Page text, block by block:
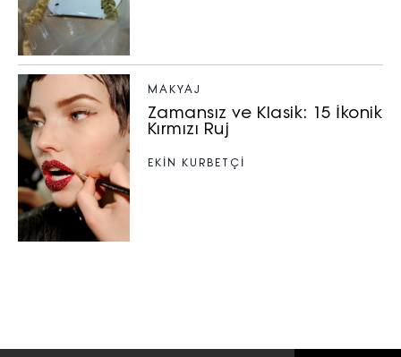
MAKYAJ
Zamansız ve Klasik: 15 İkonik
Kırmızı Ruj
EKİN KURBETÇİ